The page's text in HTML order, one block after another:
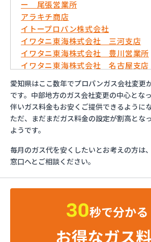
ー 尾張営業所
アラキチ商店
イトープロパン株式会社
イワタニ東海株式会社 三河支店
イワタニ東海株式会社 豊川営業所
イワタニ東海株式会社 名古屋支店
イワタニ東海株式会社 名古屋南営
およべプロパン
ガスショップイチカワ
ガステックサービス株式会社 安城
ガステックサービス株式会社 西三
ガステックサービス株式会社 蒲郡
ガステックサービス株式会社 吉良
ガステックサービス株式会社 新城
ガステックサービス株式会社 西尾
ガステックサービス株式会社 尾
ガステックサービス株式会社 豊川
愛知県はここ数年でプロパンガス会社変更
です。中部地方のガス会社変更の中心とな
伴いガス料金もお安くご提供できるように
ただ、まだまだガス料金の設定が割高とな
ようです。
毎月のガス代を安くしたいとお考えの方は
窓口へとご相談ください。